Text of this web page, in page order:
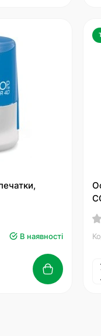
В наявності